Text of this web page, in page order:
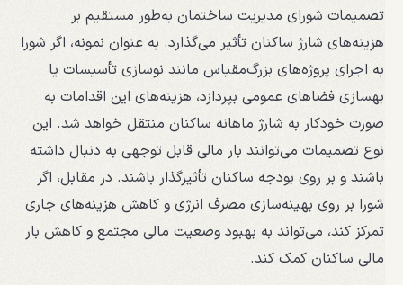
تصمیمات شورای مدیریت ساختمان به‌طور مستقیم بر
هزینه‌های شارژ ساکنان تأثیر می‌گذارد. به عنوان نمونه، اگر شورا
به اجرای پروژه‌های بزرگ‌مقیاس مانند نوسازی تأسیسات یا
بهسازی فضاهای عمومی بپردازد، هزینه‌های این اقدامات به
صورت خودکار به شارژ ماهانه ساکنان منتقل خواهد شد. این
نوع تصمیمات می‌توانند بار مالی قابل توجهی به دنبال داشته
باشند و بر روی بودجه ساکنان تأثیرگذار باشند. در مقابل، اگر
شورا بر روی بهینه‌سازی مصرف انرژی و کاهش هزینه‌های جاری
تمرکز کند، می‌تواند به بهبود وضعیت مالی مجتمع و کاهش بار
مالی ساکنان کمک کند.